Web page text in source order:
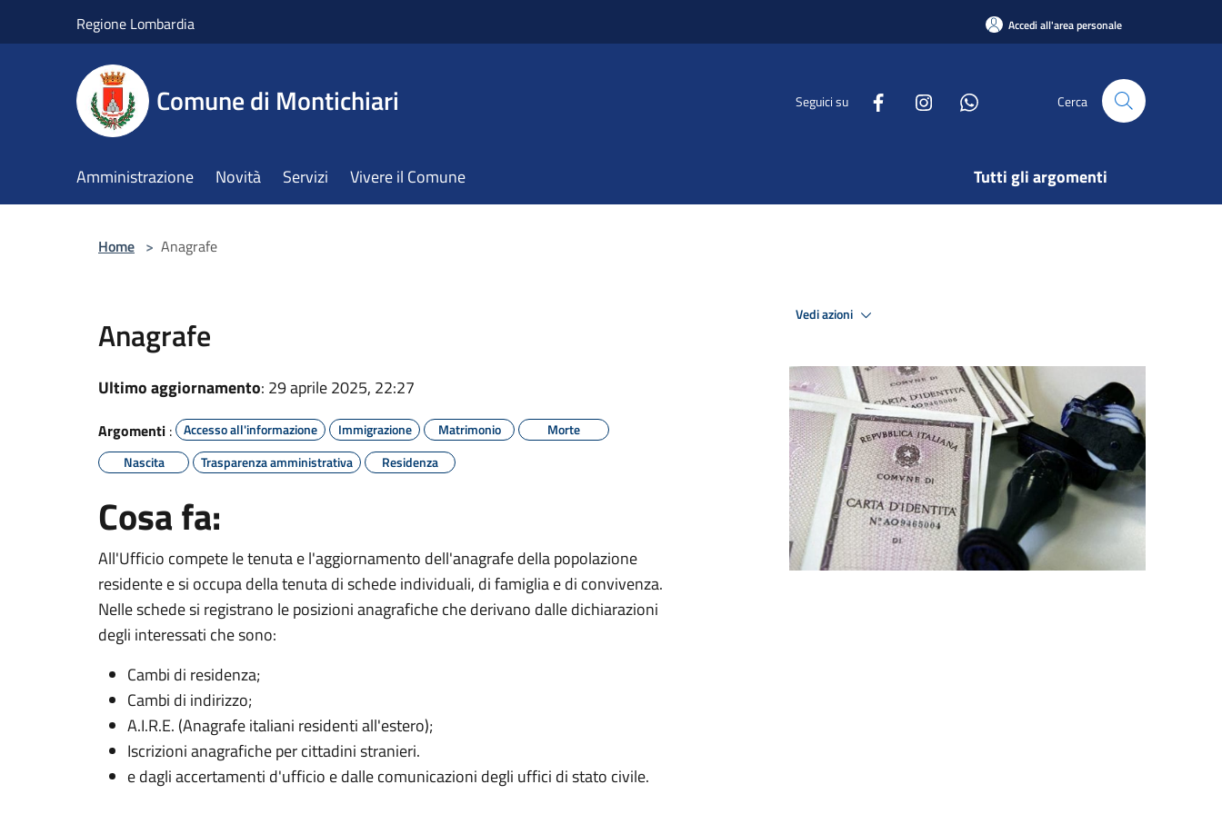
Regione Lombardia Accedi all'area personale
Comune di Montichiari Seguici su Cerca
Amministrazione Novità Servizi Vivere il Comune Tutti gli argomenti
Home > Anagrafe
Anagrafe
Ultimo aggiornamento: 29 aprile 2025, 22:27
Argomenti : Accesso all'informazione Immigrazione Matrimonio
Morte
Nascita
Trasparenza amministrativa Residenza
Cosa fa:
All'Ufficio compete le tenuta e l'aggiornamento dell'anagrafe della popolazione
residente e si occupa della tenuta di schede individuali, di famiglia e di convivenza.
Nelle schede si registrano le posizioni anagrafiche che derivano dalle dichiarazioni
degli interessati che sono:
Cambi di residenza;
Cambi di indirizzo;
A.I.R.E. (Anagrafe italiani residenti all'estero);
Iscrizioni anagrafiche per cittadini stranieri.
e dagli accertamenti d'ufficio e dalle comunicazioni degli uffici di stato civile.
Vedi azioni